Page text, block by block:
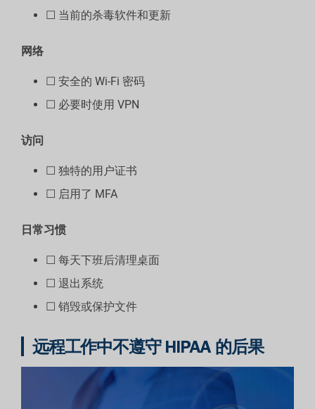
☐ 当前的杀毒软件和更新
网络
☐ 安全的 Wi-Fi 密码
☐ 必要时使用 VPN
访问
☐ 独特的用户证书
☐ 启用了 MFA
日常习惯
☐ 每天下班后清理桌面
☐ 退出系统
☐ 销毁或保护文件
远程工作中不遵守 HIPAA 的后果